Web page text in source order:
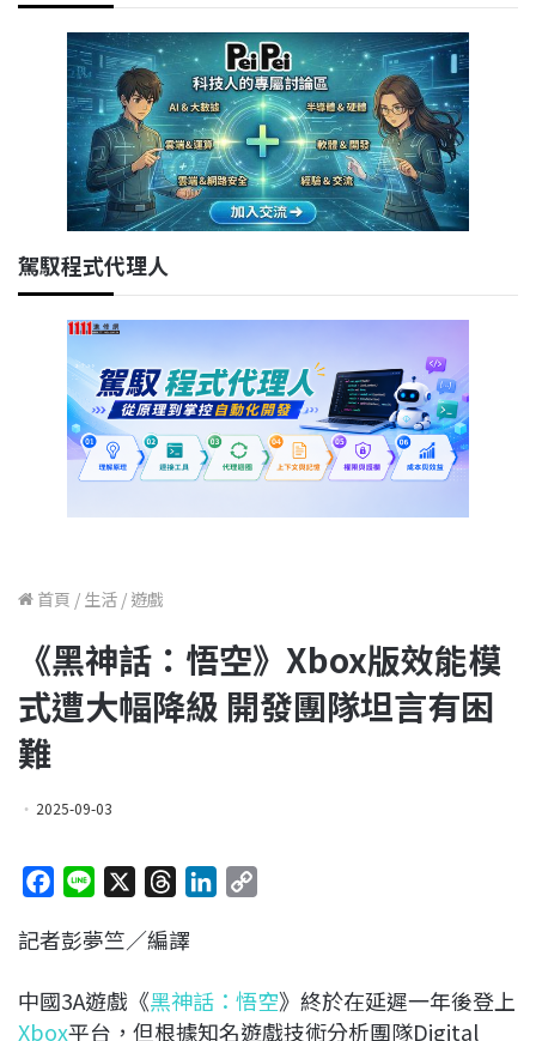
駕馭程式代理人